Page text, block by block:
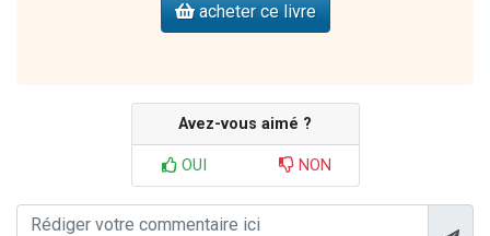
acheter ce livre
Avez-vous aimé ?
OUI NON